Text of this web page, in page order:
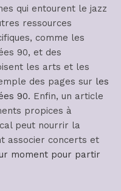
qui entourent le jazz
ressources
comme les
90, et des
les arts et les
des pages sur les
90. Enfin, un article
propices à
peut nourrir la
associer concerts et
moment pour partir